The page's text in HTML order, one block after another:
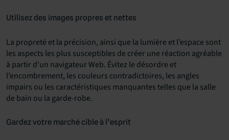
Utilisez des images propres et nettes
La propreté et la précision, ainsi que la lumière et l’espace sont
les aspects les plus susceptibles de créer une réaction agréable
à partir d’un navigateur Web. Évitez le désordre et
l’encombrement, les couleurs contradictoires, les angles
impairs ou les caractéristiques manquantes telles que la salle
de bain ou la garde-robe.
Gardez votre marché cible à l’esprit